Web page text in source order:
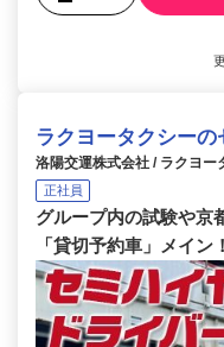
ラクヨータクシー
洛陽交運株式会社 / ラクヨー
正社員
グループ内の試験や京
「貸切予約車」メイ